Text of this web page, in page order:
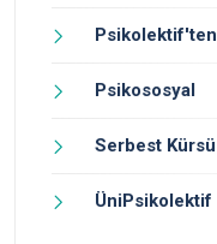
Psikolektif'ten
Psikososyal
Serbest Kürsü
ÜniPsikolektif